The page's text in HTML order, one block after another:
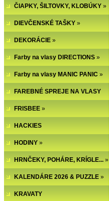
ČIAPKY, ŠILTOVKY, KLOBÚKY »
DIEVČENSKÉ TAŠKY »
DEKORÁCIE »
Farby na vlasy DIRECTIONS »
Farby na vlasy MANIC PANIC »
FAREBNÉ SPREJE NA VLASY
FRISBEE »
HACKIES
HODINY »
HRNČEKY, POHÁRE, KRÍGLE... »
KALENDÁRE 2026 & PUZZLE »
KRAVATY